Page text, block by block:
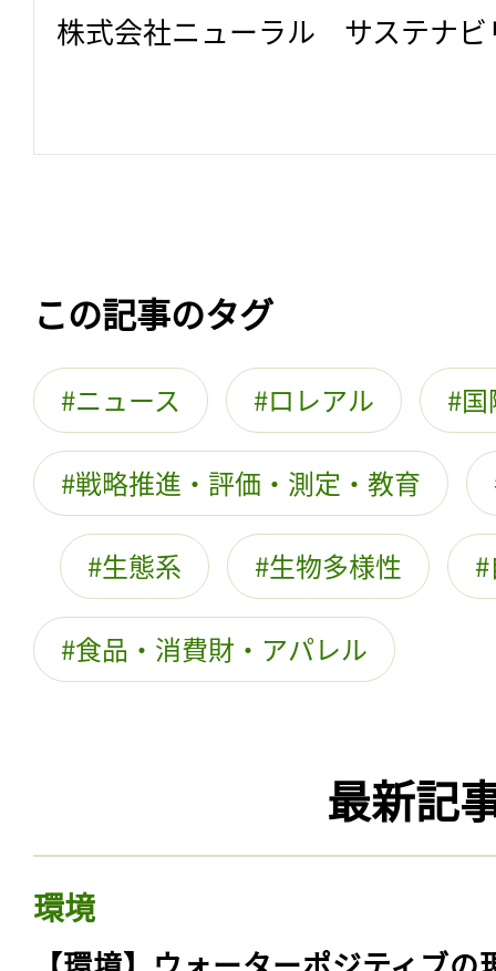
株式会社ニューラル　サステナ
この記事のタグ
ニュース ロレアル
戦略推進・評価・測定・教育
生態系 生物多様性
食品・消費財・アパレル
最新記
環境